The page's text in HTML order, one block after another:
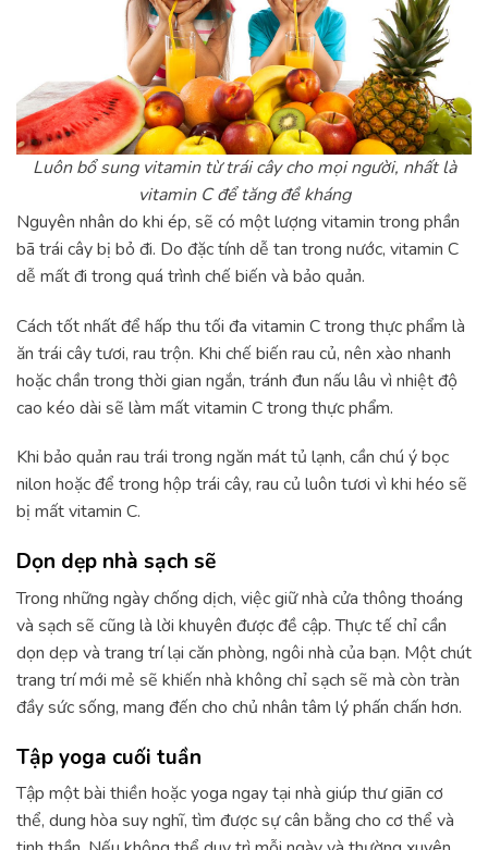
Luôn bổ sung vitamin từ trái cây cho mọi người, nhất là
vitamin C để tăng đề kháng
Nguyên nhân do khi ép, sẽ có một lượng vitamin trong phần
bã trái cây bị bỏ đi. Do đặc tính dễ tan trong nước, vitamin C
dễ mất đi trong quá trình chế biến và bảo quản.
Cách tốt nhất để hấp thu tối đa vitamin C trong thực phẩm là
ăn trái cây tươi, rau trộn. Khi chế biến rau củ, nên xào nhanh
hoặc chần trong thời gian ngắn, tránh đun nấu lâu vì nhiệt độ
cao kéo dài sẽ làm mất vitamin C trong thực phẩm.
Khi bảo quản rau trái trong ngăn mát tủ lạnh, cần chú ý bọc
nilon hoặc để trong hộp trái cây, rau củ luôn tươi vì khi héo sẽ
bị mất vitamin C.
Dọn dẹp nhà sạch sẽ
Trong những ngày chống dịch, việc giữ nhà cửa thông thoáng
và sạch sẽ cũng là lời khuyên được đề cập. Thực tế chỉ cần
dọn dẹp và trang trí lại căn phòng, ngôi nhà của bạn. Một chút
trang trí mới mẻ sẽ khiến nhà không chỉ sạch sẽ mà còn tràn
đầy sức sống, mang đến cho chủ nhân tâm lý phấn chấn hơn.
Tập yoga cuối tuần
Tập một bài thiền hoặc yoga ngay tại nhà giúp thư giãn cơ
thể, dung hòa suy nghĩ, tìm được sự cân bằng cho cơ thể và